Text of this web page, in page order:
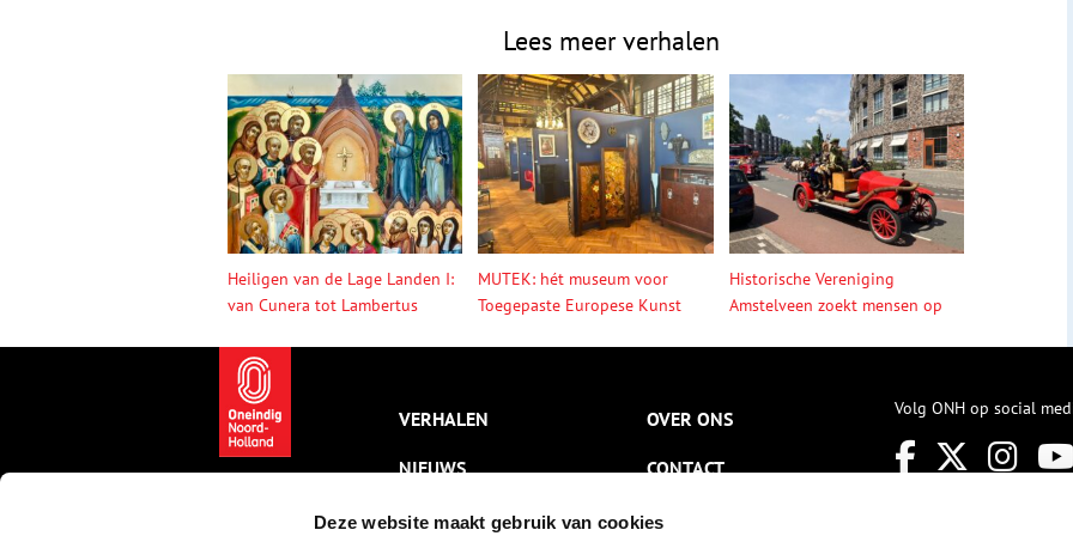
Deze website maakt gebruik van cookies
Lees meer verhalen
Heiligen van de Lage Landen I:
van Cunera tot Lambertus
MUTEK: hét museum voor
Toegepaste Europese Kunst
Historische Vereniging
Amstelveen zoekt mensen op
VERHALEN
NIEUWS
KALENDER
OVER ONS
CONTACT
NIEUWSBRIEF
Volg ONH op social